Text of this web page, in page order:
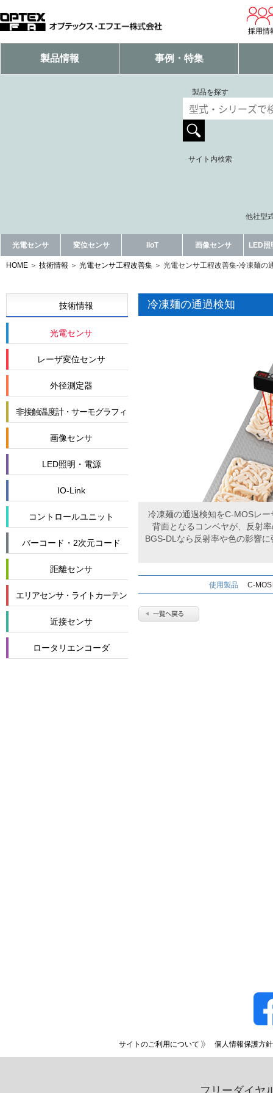
採用情
製品情報 事例・特集
製品を探す
サイト内検索
他社型
光電センサ 変位センサ IIoT 画像センサ LED照
HOME 技術情報 光電センサ工程改善集 光電センサ工程改善集-冷凍麺の
技術情報
光電センサ
レーザ変位センサ
外径測定器
非接触温度計・サーモグラフィ
画像センサ
LED照明・電源
IO-Link
コントロールユニット
バーコード・2次元コード
距離センサ
エリアセンサ・ライトカーテン
近接センサ
ロータリエンコーダ
冷凍麺の通過検知
冷凍麺の通過検知をC-MOSレ
背面となるコンベヤが、反射
BGS-DLなら反射率や色の影響
使用製品 C-
サイトのご利用について 個人情報保護方針
フリーダイヤ